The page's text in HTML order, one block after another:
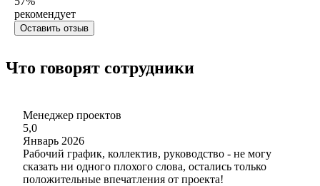
рекомендует
Оставить отзыв
Что говорят сотрудники
Менеджер проектов
5,0
Январь 2026
Рабочий график, коллектив, руководство - не могу
сказать ни одного плохого слова, остались только
положительные впечатления от проекта!